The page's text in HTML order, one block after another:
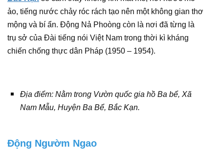
ảo, tiếng nước chảy róc rách tạo nên một không gian thơ
mộng và bí ẩn. Động Nả Phoòng còn là nơi đã từng là
trụ sở của Đài tiếng nói Việt Nam trong thời kì kháng
chiến chống thực dân Pháp (1950 – 1954).
Địa điểm: Nằm trong Vườn quốc gia hồ Ba bể, Xã
Nam Mẫu, Huyện Ba Bể, Bắc Kạn.
Động Ngườm Ngao